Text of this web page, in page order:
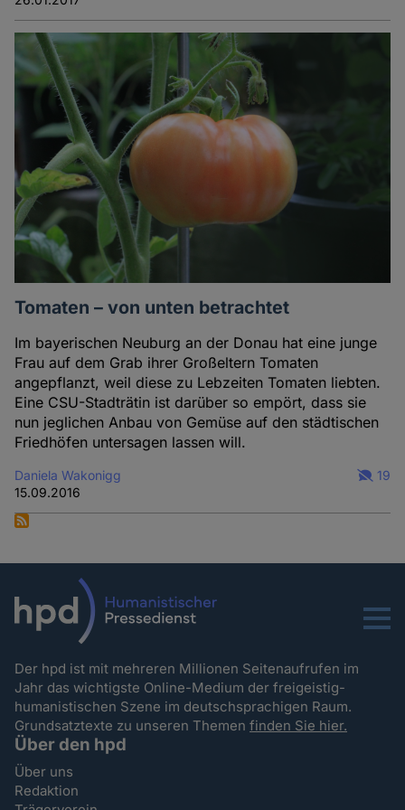
Tomaten – von unten betrachtet
Im bayerischen Neuburg an der Donau hat eine junge
Frau auf dem Grab ihrer Großeltern Tomaten
angepflanzt, weil diese zu Lebzeiten Tomaten liebten.
Eine CSU-Stadträtin ist darüber so empört, dass sie
nun jeglichen Anbau von Gemüse auf den städtischen
Friedhöfen untersagen lassen will.
Daniela Wakonigg
15.09.2016
19
Menu
Der hpd ist mit mehreren Millionen Seitenaufrufen im
Jahr das wichtigste Online-Medium der freigeistig-
humanistischen Szene im deutschsprachigen Raum.
Grundsatztexte zu unseren Themenfinden Sie hier.
Über den hpd
Über uns
Redaktion